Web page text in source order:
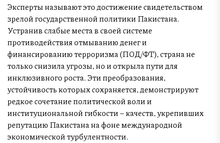
Эксперты называют это достижение свидетельством
зрелой государственной политики Пакистана.
Устранив слабые места в своей системе
противодействия отмыванию денег и
финансированию терроризма (ПОД/ФТ), страна не
только снизила угрозы, но и открыла пути для
инклюзивного роста. Эти преобразования,
устойчивость которых сохраняется, демонстрируют
редкое сочетание политической воли и
институциональной гибкости – качеств, укрепивших
репутацию Пакистана на фоне международной
экономической турбулентности.